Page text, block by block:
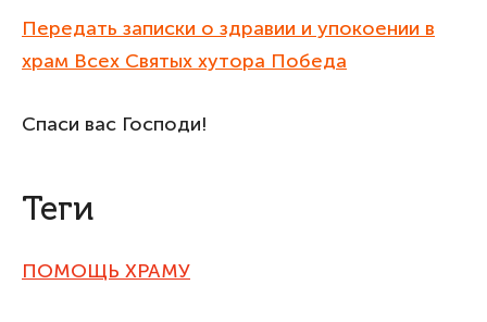
Передать записки о здравии и упокоении в
храм Всех Святых хутора Победа
Спаси вас Господи!
Теги
ПОМОЩЬ ХРАМУ